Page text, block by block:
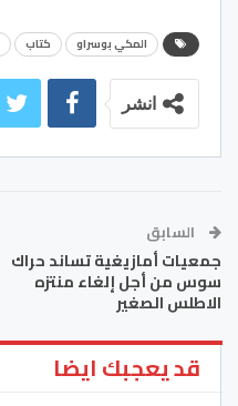
المكي بوسراو كتاب
انشر
السابق
جمعيات أمازيغية تساند حراك
سوس من أجل إلغاء منتزه
الاطلس الصغير
قد يعجبك ايضا